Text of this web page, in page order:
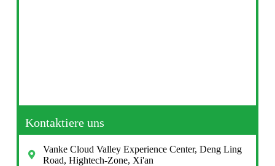
Kontaktiere uns
Vanke Cloud Valley Experience Center, Deng Ling
Road, Hightech-Zone, Xi'an